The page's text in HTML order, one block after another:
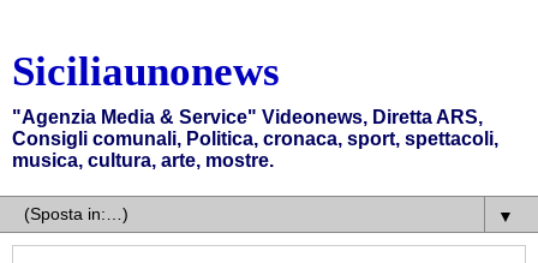
Siciliaunonews
"Agenzia Media & Service" Videonews, Diretta ARS,
Consigli comunali, Politica, cronaca, sport, spettacoli,
musica, cultura, arte, mostre.
▼